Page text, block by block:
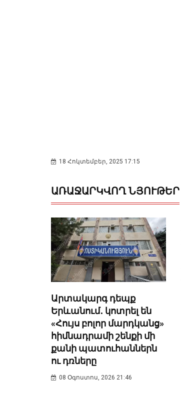
18 Հոկտեմբեր, 2025 17:15
ԱՌԱՋԱՐԿՎՈՂ ՆՅՈՒԹԵՐ
Արտակարգ դեպք
Երևանում․ կոտրել են
«Հույս բոլոր մարդկանց»
հիմնադրամի շենքի մի
քանի պատուհաններն
ու դռները
08 Օգոստոս, 2026 21:46